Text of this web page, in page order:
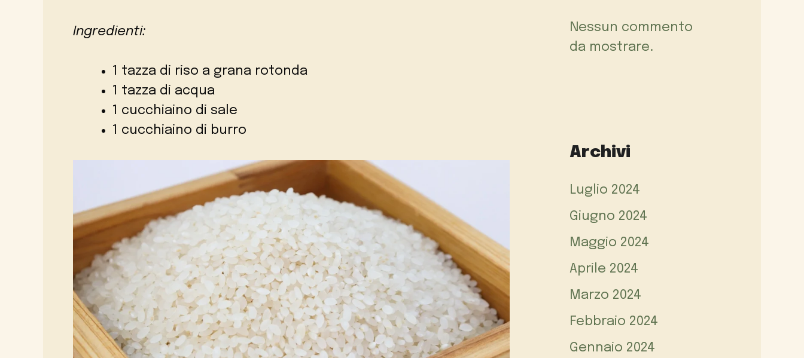
Ingredienti:
1 tazza di riso a grana rotonda
1 tazza di acqua
1 cucchiaino di sale
1 cucchiaino di burro
Nessun commento
da mostrare.
Archivi
Luglio 2024
Giugno 2024
Maggio 2024
Aprile 2024
Marzo 2024
Febbraio 2024
Gennaio 2024